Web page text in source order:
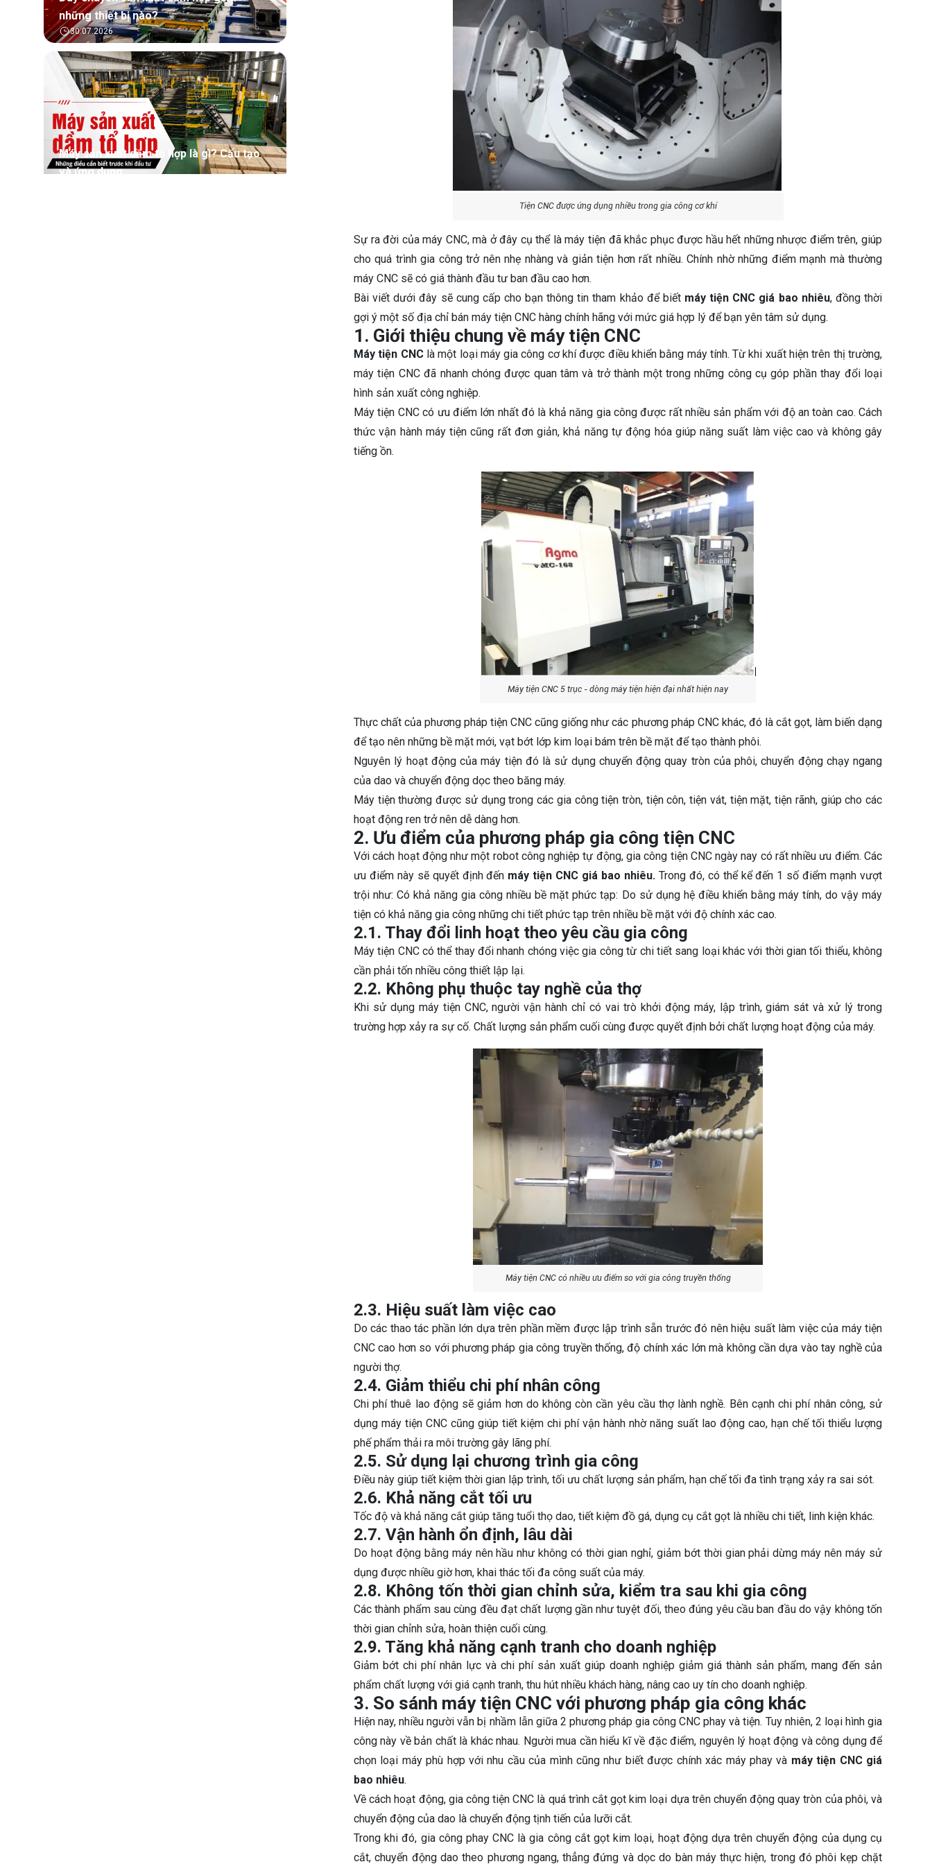
những thiết bị nào?
30.07.2026
Máy sản xuất dầm tổ hợp là gì? Cấu tạo
và ứng dụng
Tiện CNC được ứng dụng nhiều trong gia công cơ khí
Sự ra đời của máy CNC, mà ở đây cụ thể là máy tiện đã khắc phục được hầu hết những nhược điểm trên, giúp
cho quá trình gia công trở nên nhẹ nhàng và giản tiện hơn rất nhiều. Chính nhờ những điểm mạnh mà thường
máy CNC sẽ có giá thành đầu tư ban đầu cao hơn.
Bài viết dưới đây sẽ cung cấp cho bạn thông tin tham khảo để biết máy tiện CNC giá bao nhiêu, đồng thời
gợi ý một số địa chỉ bán máy tiện CNC hàng chính hãng với mức giá hợp lý để bạn yên tâm sử dụng.
1. Giới thiệu chung về máy tiện CNC
Máy tiện CNClà một loại máy gia công cơ khí được điều khiển bằng máy tính. Từ khi xuất hiện trên thị trường,
máy tiện CNC đã nhanh chóng được quan tâm và trở thành một trong những công cụ góp phần thay đổi loại
hình sản xuất công nghiệp.
Máy tiện CNC có ưu điểm lớn nhất đó là khả năng gia công được rất nhiều sản phẩm với độ an toàn cao. Cách
thức vận hành máy tiện cũng rất đơn giản, khả năng tự động hóa giúp năng suất làm việc cao và không gây
tiếng ồn.
Máy tiện CNC 5 trục - dòng máy tiện hiện đại nhất hiện nay
Thực chất của phương pháp tiện CNC cũng giống như các phương pháp CNC khác, đó là cắt gọt, làm biến dạng
để tạo nên những bề mặt mới, vạt bớt lớp kim loại bám trên bề mặt để tạo thành phôi.
Nguyên lý hoạt động của máy tiện đó là sử dụng chuyển động quay tròn của phôi, chuyển động chạy ngang
của dao và chuyển động dọc theo băng máy.
Máy tiện thường được sử dụng trong các gia công tiện tròn, tiện côn, tiện vát, tiện mặt, tiện rãnh, giúp cho các
hoạt động ren trở nên dễ dàng hơn.
2. Ưu điểm của phương pháp gia công tiện CNC
Với cách hoạt động như một robot công nghiệp tự động, gia công tiện CNC ngày nay có rất nhiều ưu điểm. Các
ưu điểm này sẽ quyết định đến máy tiện CNC giá bao nhiêu. Trong đó, có thể kể đến 1 số điểm mạnh vượt
trội như: Có khả năng gia công nhiều bề mặt phức tạp: Do sử dụng hệ điều khiển bằng máy tính, do vậy máy
tiện có khả năng gia công những chi tiết phức tạp trên nhiều bề mặt với độ chính xác cao.
2.1. Thay đổi linh hoạt theo yêu cầu gia công
Máy tiện CNC có thể thay đổi nhanh chóng việc gia công từ chi tiết sang loại khác với thời gian tối thiểu, không
cần phải tốn nhiều công thiết lập lại.
2.2. Không phụ thuộc tay nghề của thợ
Khi sử dụng máy tiện CNC, người vận hành chỉ có vai trò khởi động máy, lập trình, giám sát và xử lý trong
trường hợp xảy ra sự cố. Chất lượng sản phẩm cuối cùng được quyết định bởi chất lượng hoạt động của máy.
Máy tiện CNC có nhiều ưu điểm so với gia công truyền thống
2.3. Hiệu suất làm việc cao
Do các thao tác phần lớn dựa trên phần mềm được lập trình sẵn trước đó nên hiệu suất làm việc của máy tiện
CNC cao hơn so với phương pháp gia công truyền thống, độ chính xác lớn mà không cần dựa vào tay nghề của
người thợ.
2.4. Giảm thiểu chi phí nhân công
Chi phí thuê lao động sẽ giảm hơn do không còn cần yêu cầu thợ lành nghề. Bên cạnh chi phí nhân công, sử
dụng máy tiện CNC cũng giúp tiết kiệm chi phí vận hành nhờ năng suất lao động cao, hạn chế tối thiểu lượng
phế phẩm thải ra môi trường gây lãng phí.
2.5. Sử dụng lại chương trình gia công
Điều này giúp tiết kiệm thời gian lập trình, tối ưu chất lượng sản phẩm, hạn chế tối đa tình trạng xảy ra sai sót.
2.6. Khả năng cắt tối ưu
Tốc độ và khả năng cắt giúp tăng tuổi thọ dao, tiết kiệm đồ gá, dụng cụ cắt gọt là nhiều chi tiết, linh kiện khác.
2.7. Vận hành ổn định, lâu dài
Do hoạt động bằng máy nên hầu như không có thời gian nghỉ, giảm bớt thời gian phải dừng máy nên máy sử
dụng được nhiều giờ hơn, khai thác tối đa công suất của máy.
2.8. Không tốn thời gian chỉnh sửa, kiểm tra sau khi gia công
Các thành phẩm sau cùng đều đạt chất lượng gần như tuyệt đối, theo đúng yêu cầu ban đầu do vậy không tốn
thời gian chỉnh sửa, hoàn thiện cuối cùng.
2.9. Tăng khả năng cạnh tranh cho doanh nghiệp
Giảm bớt chi phí nhân lực và chi phí sản xuất giúp doanh nghiệp giảm giá thành sản phẩm, mang đến sản
phẩm chất lượng với giá cạnh tranh, thu hút nhiều khách hàng, nâng cao uy tín cho doanh nghiệp.
3. So sánh máy tiện CNC với phương pháp gia công khác
Hiện nay, nhiều người vẫn bị nhầm lẫn giữa 2 phương pháp gia công CNC phay và tiện. Tuy nhiên, 2 loại hình gia
công này về bản chất là khác nhau. Người mua cần hiểu kĩ về đặc điểm, nguyên lý hoạt động và công dụng để
chọn loại máy phù hợp với nhu cầu của mình cũng như biết được chính xác máy phay và máy tiện CNC giá
bao nhiêu.
Về cách hoạt động, gia công tiện CNC là quá trình cắt gọt kim loại dựa trên chuyển động quay tròn của phôi, và
chuyển động của dao là chuyển động tịnh tiến của lưỡi cắt.
Trong khi đó, gia công phay CNC là gia công cắt gọt kim loại, hoạt động dựa trên chuyển động của dụng cụ
cắt, chuyển động dao theo phương ngang, thẳng đứng và dọc do bàn máy thực hiện, trong đó phôi kẹp chặt